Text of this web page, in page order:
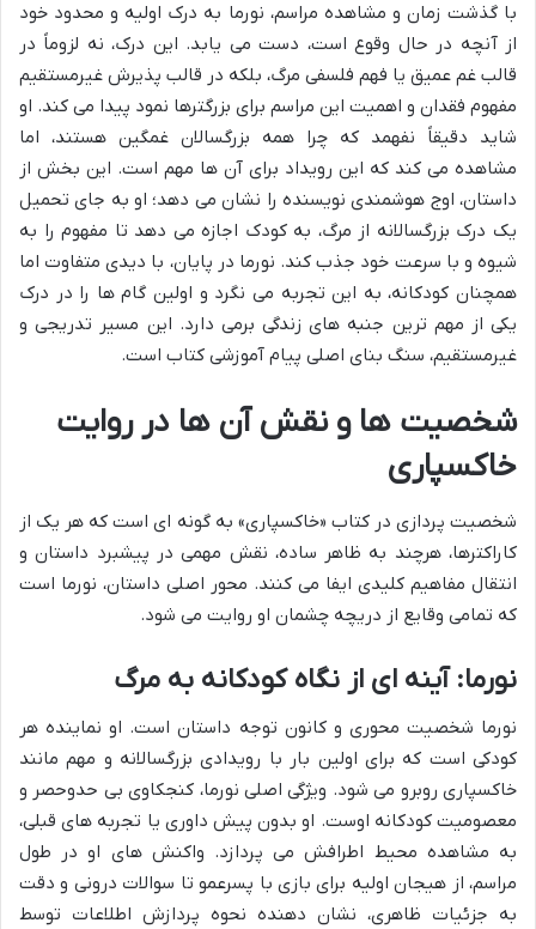
با گذشت زمان و مشاهده مراسم، نورما به درک اولیه و محدود خود
از آنچه در حال وقوع است، دست می یابد. این درک، نه لزوماً در
قالب غم عمیق یا فهم فلسفی مرگ، بلکه در قالب پذیرش غیرمستقیم
مفهوم فقدان و اهمیت این مراسم برای بزرگترها نمود پیدا می کند. او
شاید دقیقاً نفهمد که چرا همه بزرگسالان غمگین هستند، اما
مشاهده می کند که این رویداد برای آن ها مهم است. این بخش از
داستان، اوج هوشمندی نویسنده را نشان می دهد؛ او به جای تحمیل
یک درک بزرگسالانه از مرگ، به کودک اجازه می دهد تا مفهوم را به
شیوه و با سرعت خود جذب کند. نورما در پایان، با دیدی متفاوت اما
همچنان کودکانه، به این تجربه می نگرد و اولین گام ها را در درک
یکی از مهم ترین جنبه های زندگی برمی دارد. این مسیر تدریجی و
غیرمستقیم، سنگ بنای اصلی پیام آموزشی کتاب است.
شخصیت ها و نقش آن ها در روایت
خاکسپاری
شخصیت پردازی در کتاب «خاکسپاری» به گونه ای است که هر یک از
کاراکترها، هرچند به ظاهر ساده، نقش مهمی در پیشبرد داستان و
انتقال مفاهیم کلیدی ایفا می کنند. محور اصلی داستان، نورما است
که تمامی وقایع از دریچه چشمان او روایت می شود.
نورما: آینه ای از نگاه کودکانه به مرگ
نورما شخصیت محوری و کانون توجه داستان است. او نماینده هر
کودکی است که برای اولین بار با رویدادی بزرگسالانه و مهم مانند
خاکسپاری روبرو می شود. ویژگی اصلی نورما، کنجکاوی بی حدوحصر و
معصومیت کودکانه اوست. او بدون پیش داوری یا تجربه های قبلی،
به مشاهده محیط اطرافش می پردازد. واکنش های او در طول
مراسم، از هیجان اولیه برای بازی با پسرعمو تا سوالات درونی و دقت
به جزئیات ظاهری، نشان دهنده نحوه پردازش اطلاعات توسط